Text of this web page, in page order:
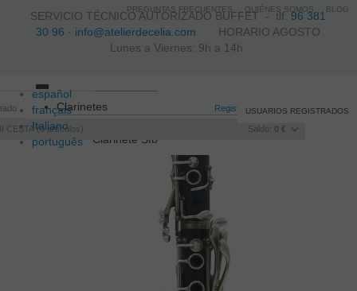
SERVICIO TÉCNICO AUTORIZADO BUFFET -tlf.96 381
30 96 · info@atelierdecelia.com HORARIO AGOSTO
Lunes a Viernes: 9h a 14h
español
français
Italiano
português
Registro /Iniciar sesión
CESTA 0artículos Saldo: 0 €
USUARIOS REGISTRADOS
Toggle
navigation
Clarinetes
Clarinete SIb
PREGUNTAS FRECUENTES QUIÉNES SOMOS BLOG